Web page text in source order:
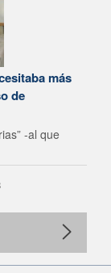
más
de
-al que